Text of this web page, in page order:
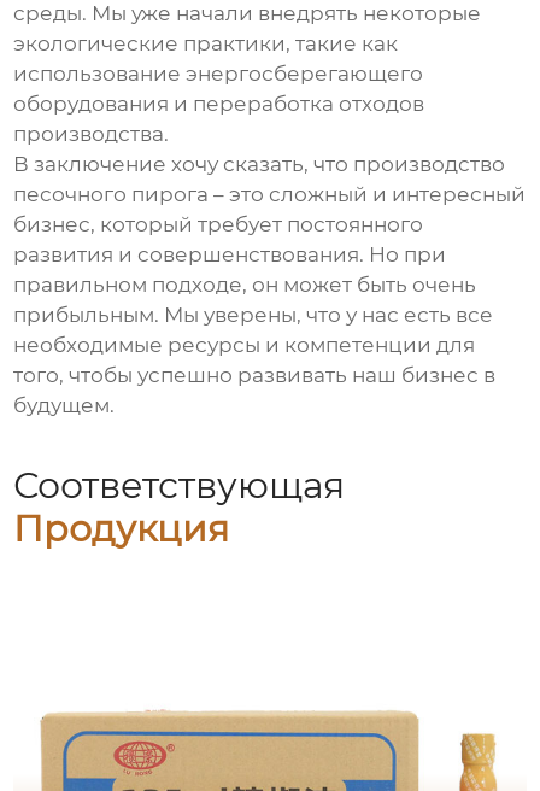
среды. Мы уже начали внедрять некоторые
экологические практики, такие как
использование энергосберегающего
оборудования и переработка отходов
производства.
В заключение хочу сказать, что производство
песочного пирога – это сложный и интересный
бизнес, который требует постоянного
развития и совершенствования. Но при
правильном подходе, он может быть очень
прибыльным. Мы уверены, что у нас есть все
необходимые ресурсы и компетенции для
того, чтобы успешно развивать наш бизнес в
будущем.
Соответствующая
Продукция